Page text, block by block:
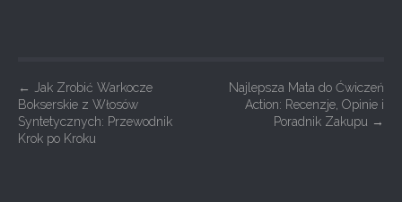
P
o
s
←
Jak Zrobić Warkocze
Bokserskie z Włosów
Syntetycznych: Przewodnik
Krok po Kroku
Najlepsza Mata do Ćwiczeń
Action: Recenzje, Opinie i
Poradnik Zakupu →